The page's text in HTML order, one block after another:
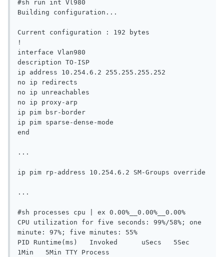
#sh run int Vl980
Building configuration...
Current configuration : 192 bytes
!
interface Vlan980
description TO-ISP
ip address 10.254.6.2 255.255.255.252
no ip redirects
no ip unreachables
no ip proxy-arp
ip pim bsr-border
ip pim sparse-dense-mode
end
...
ip pim rp-address 10.254.6.2 SM-Groups override
...
#sh processes cpu | ex 0.00%__0.00%__0.00%
CPU utilization for five seconds: 99%/58%; one
minute: 97%; five minutes: 55%
PID Runtime(ms)   Invoked      uSecs   5Sec
1Min   5Min TTY Process